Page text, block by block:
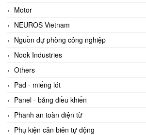
Beckhoff
Bedook
Bei Sensor
Beijer
Beinlich-pumps
Beka
BEKO
Belimo
Benetech Vietnam
Motor
NEUROS Vietnam
Nguồn dự phòng công nghiệp
Nook Industries
Others
Pad - miếng lót
Panel - bảng điều khiển
Phanh an toàn điện từ
Phụ kiện căn biên tự động